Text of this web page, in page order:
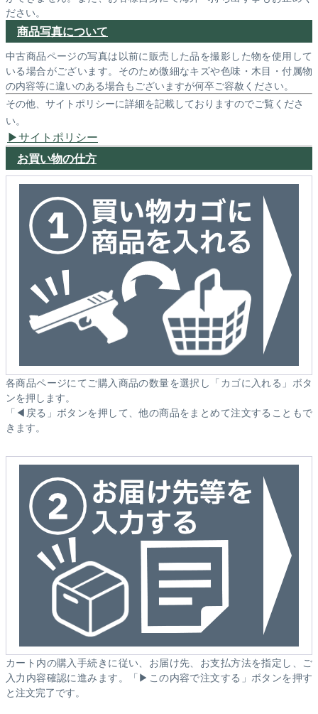
ださい。
商品写真について
中古商品ページの写真は以前に販売した品を撮影した物を使用して
いる場合がございます。そのため微細なキズや色味・木目・付属物
の内容等に違いのある場合もございますが何卒ご容赦ください。
その他、サイトポリシーに詳細を記載しておりますのでご覧くださ
い。
サイトポリシー
お買い物の仕方
各商品ページにてご購入商品の数量を選択し「カゴに入れる」ボタ
ンを押します。
「◀戻る」ボタンを押して、他の商品をまとめて注文することもで
きます。
カート内の購入手続きに従い、お届け先、お支払方法を指定し、ご
入力内容確認に進みます。「▶この内容で注文する」ボタンを押す
と注文完了です。